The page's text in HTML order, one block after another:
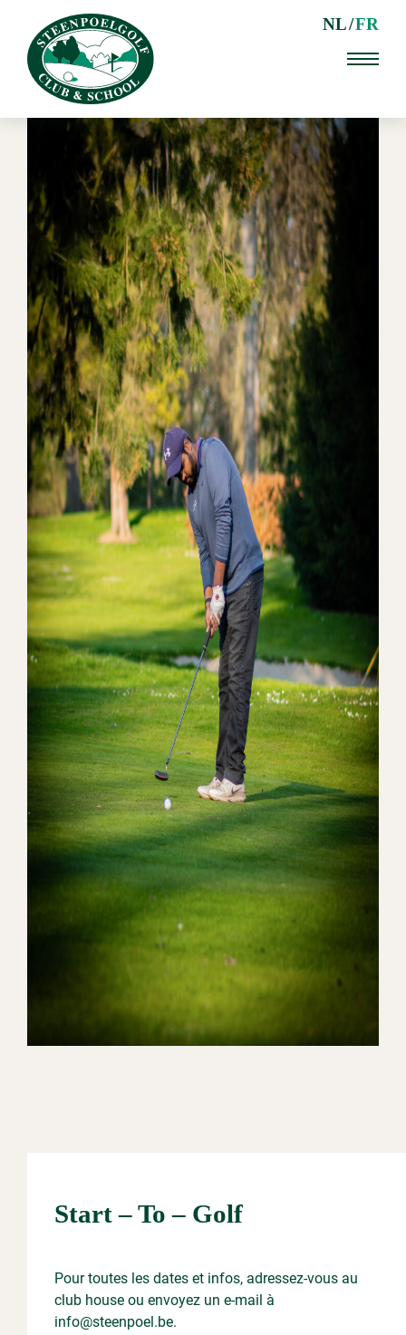
NL FR
Start – To – Golf
Pour toutes les dates et infos, adressez-vous au
club house ou envoyez un e-mail à
info@steenpoel.be.